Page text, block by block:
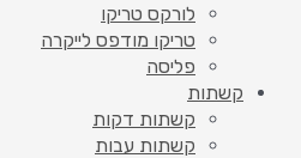
לורקס טריקו
טריקו מודפס לייקרה
פליסה
קשתות
קשתות דקות
קשתות עבות